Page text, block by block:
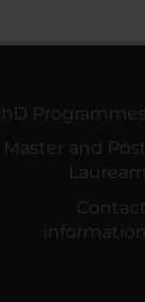
Programmes
Master and Post
Lauream
Contact
information